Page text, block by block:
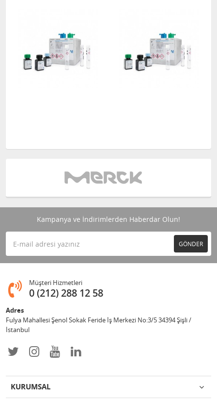
Kampanya ve İndirimlerden Haberdar Olun!
GÖNDER
Müşteri Hizmetleri
0 (212) 288 12 58
Adres
Fulya Mahallesi Şenol Sokak Feride İş Merkezi No:3/5 34394 Şişli /
İstanbul
KURUMSAL